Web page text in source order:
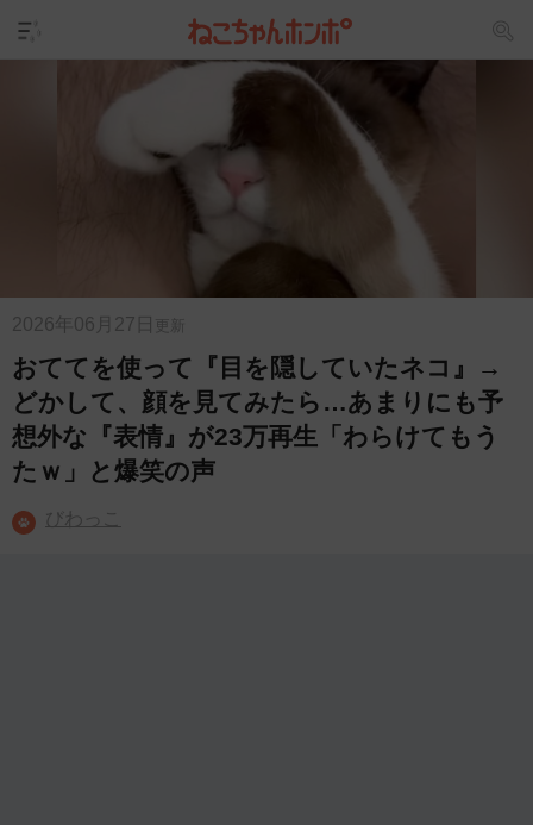
2026年06月27日 更新
おててを使って『目を隠していたネコ』→
どかして、顔を見てみたら…あまりにも予
想外な『表情』が23万再生「わらけてもう
たｗ」と爆笑の声
びわっこ